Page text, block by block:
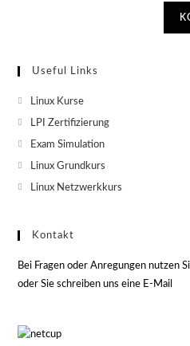
Useful Links
Linux Kurse
LPI Zertifizierung
Exam Simulation
Linux Grundkurs
Linux Netzwerkkurs
Kontakt
Bei Fragen oder Anregungen nutzen
oder Sie schreiben uns eine E-Mail